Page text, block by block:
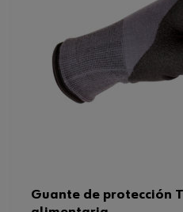
Guante de protección